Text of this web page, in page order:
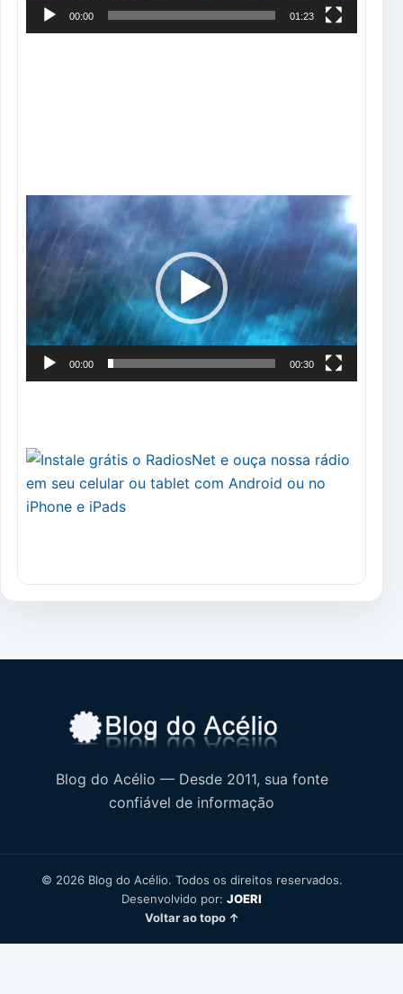
00:00 01:23
de
vídeo
00:00 00:30
Blog do Acélio — Desde 2011, sua fonte
confiável de informação
© 2026 Blog do Acélio. Todos os direitos reservados.
Desenvolvido por: JOERI
Voltar ao topo ↑